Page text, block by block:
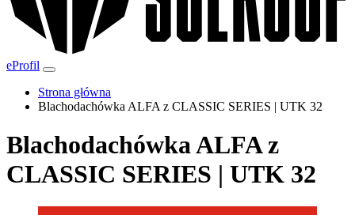
eProfil
Strona główna
Blachodachówka ALFA z CLASSIC SERIES | UTK 32
Blachodachówka ALFA z
CLASSIC SERIES | UTK 32